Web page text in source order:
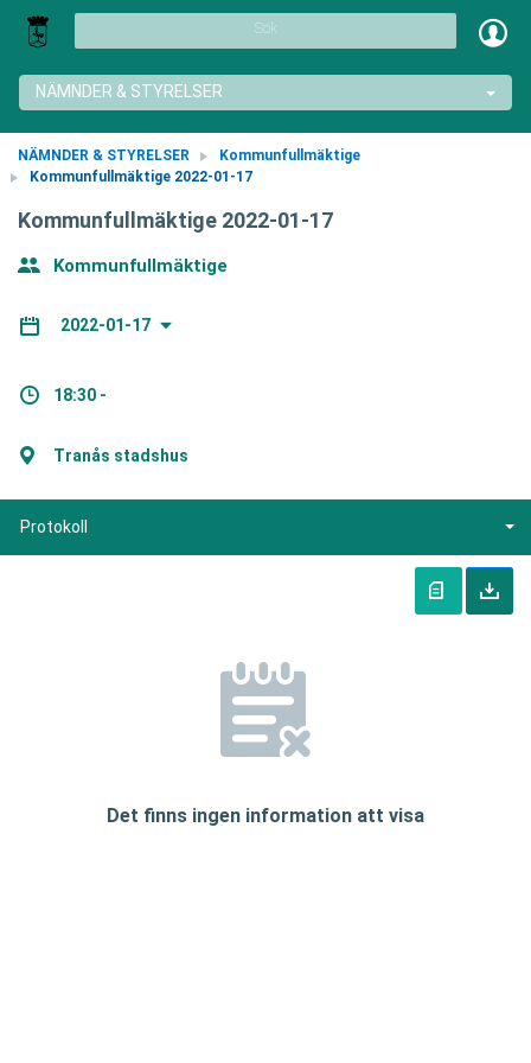
Sök
NÄMNDER & STYRELSER
NÄMNDER & STYRELSER
Kommunfullmäktige
Kommunfullmäktige 2022-01-17
Kommunfullmäktige 2022-01-17
Kommunfullmäktige
2022-01-17
18:30 -
Tranås stadshus
Protokoll
Det finns ingen information att visa